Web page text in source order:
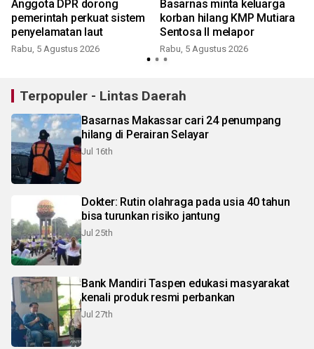
Anggota DPR dorong
pemerintah perkuat sistem
penyelamatan laut
Rabu, 5 Agustus 2026
Basarnas minta keluarga
korban hilang KMP Mutiara
Sentosa II melapor
Rabu, 5 Agustus 2026
Terpopuler - Lintas Daerah
Basarnas Makassar cari 24 penumpang
hilang di Perairan Selayar
Jul 16th
Dokter: Rutin olahraga pada usia 40 tahun
bisa turunkan risiko jantung
Jul 25th
Bank Mandiri Taspen edukasi masyarakat
kenali produk resmi perbankan
Jul 27th